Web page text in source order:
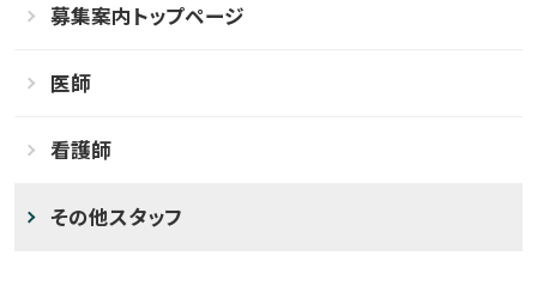
募集案内トップページ
医師
看護師
その他スタッフ